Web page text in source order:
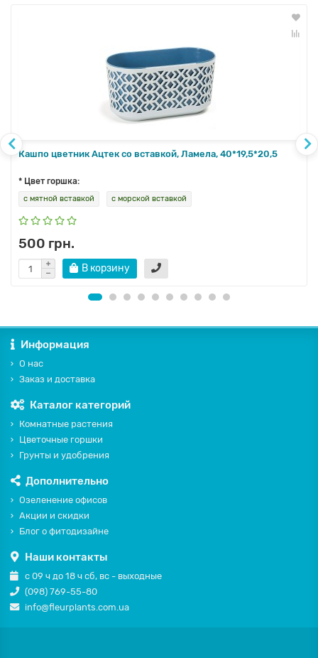
Кашпо цветник Ацтек со вставкой, Ламела, 40*19,5*20,5
* Цвет горшка:
с мятной вставкой с морской вставкой
500 грн.
В корзину
Информация
О нас
Заказ и доставка
Каталог категорий
Комнатные растения
Цветочные горшки
Грунты и удобрения
Дополнительно
Озеленение офисов
Акции и скидки
Блог о фитодизайне
Наши контакты
с 09 ч до 18 ч сб, вс - выходные
(098) 769-55-80
info@fleurplants.com.ua